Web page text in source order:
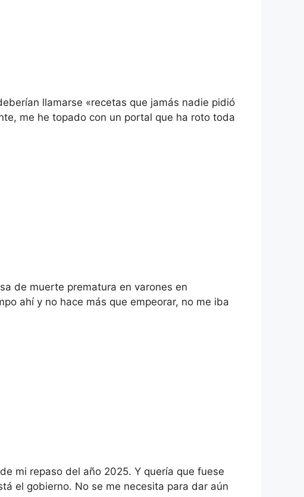
llamarse «recetas que jamás nadie pidió
me he topado con un portal que ha roto toda
de muerte prematura en varones en
ahí y no hace más que empeorar, no me iba
mi repaso del año 2025. Y quería que fuese
el gobierno. No se me necesita para dar aún